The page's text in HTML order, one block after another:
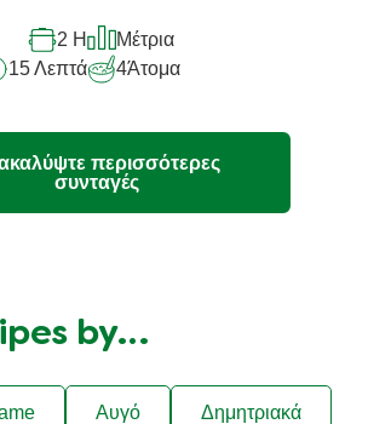
αυτό
το
recipe
2 H
Μέτρια
15 Λεπτά
4Άτομα
περισσότερες
συνταγές
by…
Αυγό Δημητριακά